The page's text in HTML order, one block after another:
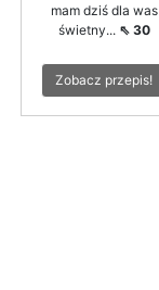
mam dziś dla was
świetny... ⇖ 30
Zobacz przepis!